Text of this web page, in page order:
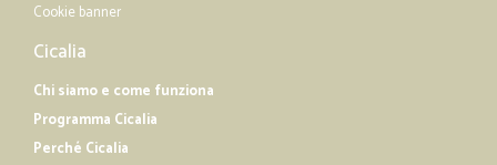
Cookie banner
Cicalia
Chi siamo e come funziona
Programma Cicalia
Perché Cicalia